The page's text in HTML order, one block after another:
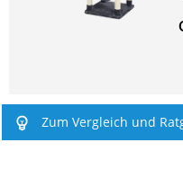
Zum Vergleich und